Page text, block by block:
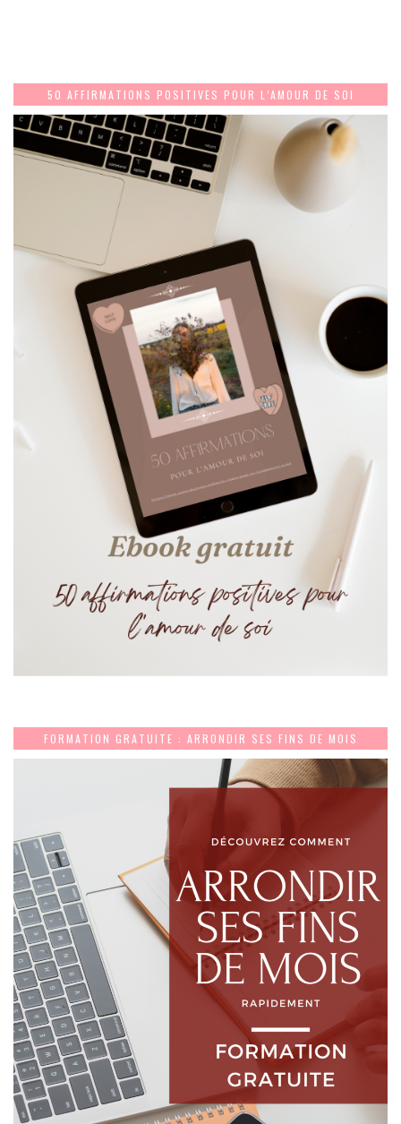
50 AFFIRMATIONS POSITIVES POUR L’AMOUR DE SOI
FORMATION GRATUITE : ARRONDIR SES FINS DE MOIS